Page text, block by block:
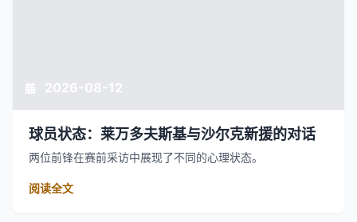
2026-08-12
球员状态：莱万多夫斯基与沙尔克新援的对话
两位前锋在赛前采访中展现了不同的心理状态。
阅读全文